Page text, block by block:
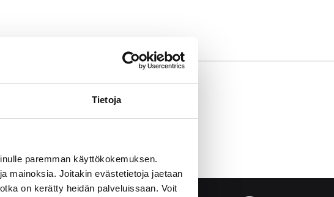
Tietoja
paremman käyttökokemuksen.
mainoksia. Joitakin evästetietoja jaetaan
on kerätty heidän palveluissaan. Voit